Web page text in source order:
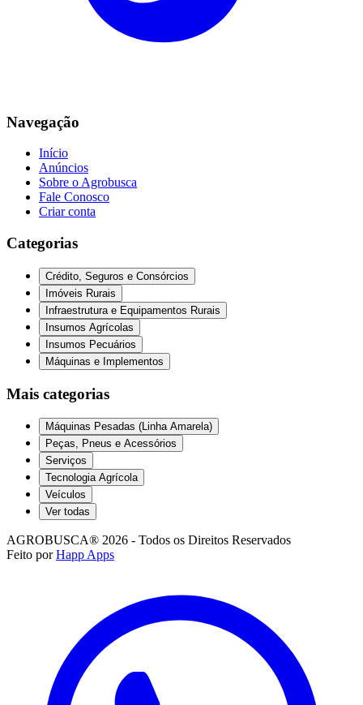
Navegação
Início
Anúncios
Sobre o Agrobusca
Fale Conosco
Criar conta
Categorias
Crédito, Seguros e Consórcios
Imóveis Rurais
Infraestrutura e Equipamentos Rurais
Insumos Agrícolas
Insumos Pecuários
Máquinas e Implementos
Mais categorias
Máquinas Pesadas (Linha Amarela)
Peças, Pneus e Acessórios
Serviços
Tecnologia Agrícola
Veículos
Ver todas
AGROBUSCA® 2026 - Todos os Direitos Reservados
Feito por Happ Apps